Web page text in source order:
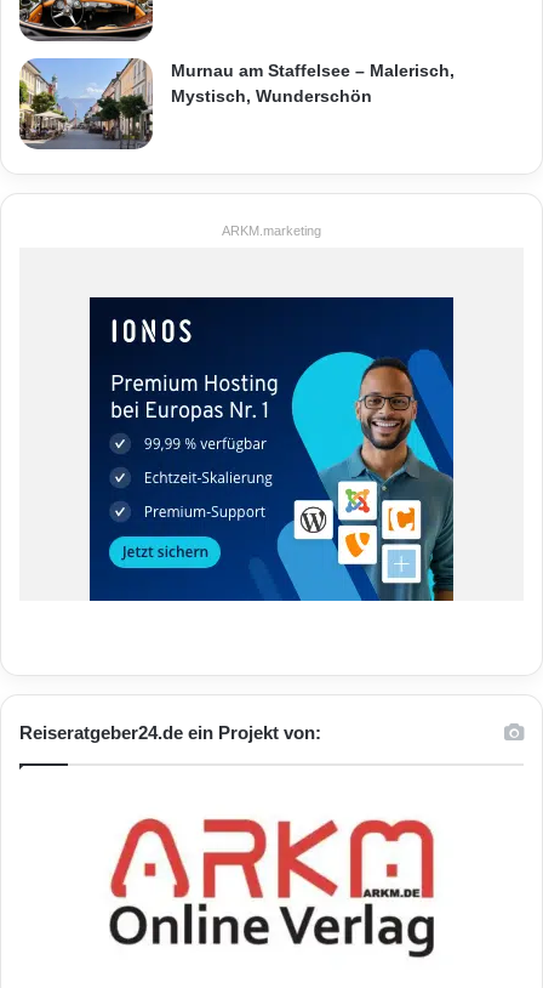
Murnau am Staffelsee – Malerisch,
Mystisch, Wunderschön
ARKM.marketing
Reiseratgeber24.de ein Projekt von: